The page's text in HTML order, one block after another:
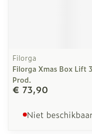
Filorga
Filorga Xmas Box Lift 3
Prod.
€ 73,90
Niet beschikbaar